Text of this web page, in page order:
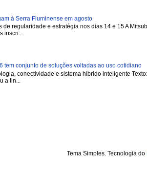
à Serra Fluminense em agosto
de regularidade e estratégia nos dias 14 e 15 A
inscri...
tem conjunto de soluções voltadas ao uso cotidiano
conectividade e sistema híbrido inteligente
a lin...
Tema Simples. Tecnologia do